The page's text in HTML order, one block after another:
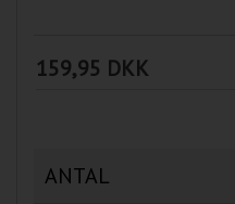
159,95 DKK
ANTAL